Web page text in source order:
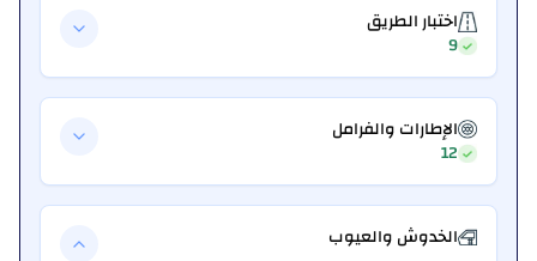
اختبار الطريق
9
الإطارات والفرامل
12
الخدوش والعيوب